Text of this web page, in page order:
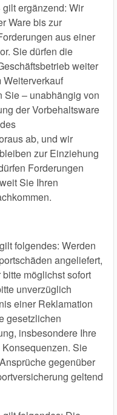
ergänzend: Wir
Ware bis zur
aus einer
Sie dürfen die
weiter
Sie – unabhängig von
der Vorbehaltsware
ab, und wir
zur Einziehung
Forderungen
Sie Ihren
folgendes: Werden
angeliefert,
möglichst sofort
unverzüglich
einer Reklamation
gesetzlichen
insbesondere Ihre
Sie
gegenüber
geltend